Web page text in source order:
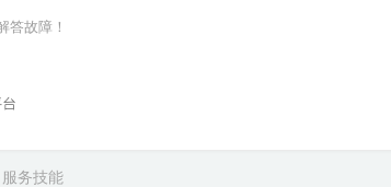
答故障！
服务技能